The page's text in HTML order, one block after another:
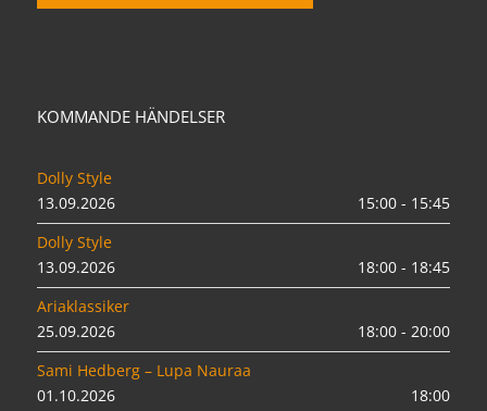
KOMMANDE HÄNDELSER
Dolly Style
13.09.2026
15:00 - 15:45
Dolly Style
13.09.2026
18:00 - 18:45
Ariaklassiker
25.09.2026
18:00 - 20:00
Sami Hedberg – Lupa Nauraa
01.10.2026
18:00